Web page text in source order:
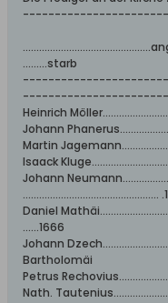
.........starb
Heinrich
Johann
Martin
Isaack
Johann
..................................................
Daniel
......1666
Johann
Bartholomäi
Petrus
Nath.